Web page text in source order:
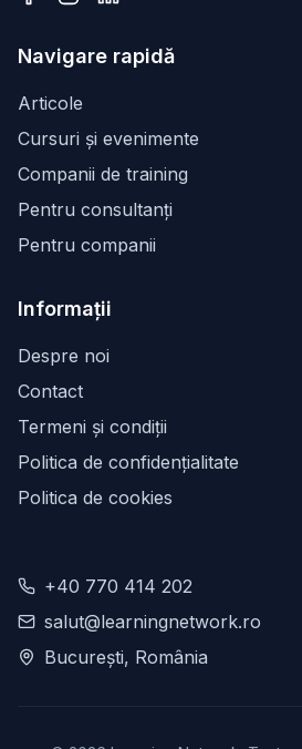
Navigare rapidă
Articole
Cursuri și evenimente
Companii de training
Pentru consultanți
Pentru companii
Informații
Despre noi
Contact
Termeni și condiții
Politica de confidențialitate
Politica de cookies
+40 770 414 202
salut@learningnetwork.ro
București, România